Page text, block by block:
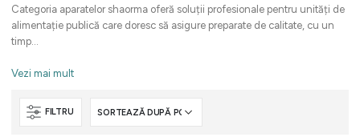
Categoria aparatelor shaorma oferă soluții profesionale pentru unități de
alimentație publică care doresc să asigure preparate de calitate, cu un
timp...
Vezi mai mult
FILTRU